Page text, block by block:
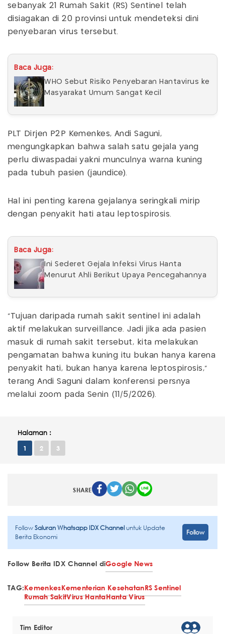
sebanyak 21 Rumah Sakit (RS) Sentinel telah
disiagakan di 20 provinsi untuk mendeteksi dini
penyebaran virus tersebut.
Baca Juga:
WHO Sebut Risiko Penyebaran Hantavirus ke
Masyarakat Umum Sangat Kecil
PLT Dirjen P2P Kemenkes, Andi Saguni,
mengungkapkan bahwa salah satu gejala yang
perlu diwaspadai yakni munculnya warna kuning
pada tubuh pasien (jaundice).
Hal ini penting karena gejalanya seringkali mirip
dengan penyakit hati atau leptospirosis.
Baca Juga:
Ini Sederet Gejala Infeksi Virus Hanta
Menurut Ahli Berikut Upaya Pencegahannya
"Tujuan daripada rumah sakit sentinel ini adalah
aktif melakukan surveillance. Jadi jika ada pasien
masuk di rumah sakit tersebut, kita melakukan
pengamatan bahwa kuning itu bukan hanya karena
penyakit hati, bukan hanya karena leptospirosis,"
terang Andi Saguni dalam konferensi persnya
melalui zoom pada Senin (11/5/2026).
Halaman :
1 2 3
SHARE
FollowSaluran Whatsapp IDX Channeluntuk Update
Berita Ekonomi
Follow
Follow Berita IDX Channel diGoogle News
TAG:KemenkesKementerian KesehatanRS Sentinel
Rumah SakitVirus HantaHanta Virus
Tim Editor